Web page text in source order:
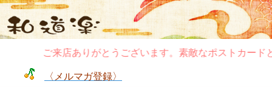
ご来店ありがとうございます。素敵なポストカード
〈メルマガ登録〉